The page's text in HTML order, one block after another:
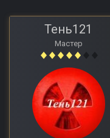
Тень121
Мастер